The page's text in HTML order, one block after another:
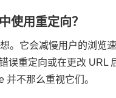
使用重定向？
。它会减慢用户的浏览
误重定向或在更改
不那么重视它们。